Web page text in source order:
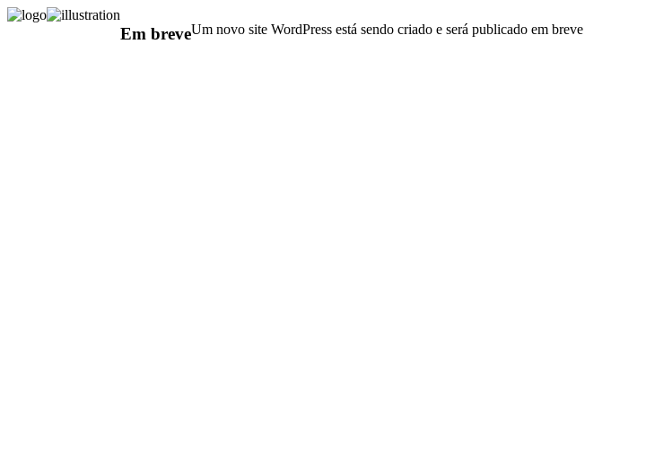
Em breveUm novo site WordPress está sendo criado e será publicado em breve